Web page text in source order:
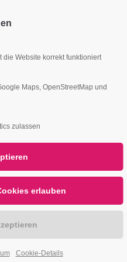
376-293 City Road,
Have any questions?
+44 1234 567 890
Drop us a line
Website korrekt funktioniert
Maps, OpenStreetMap und
zulassen
Cookie-Details